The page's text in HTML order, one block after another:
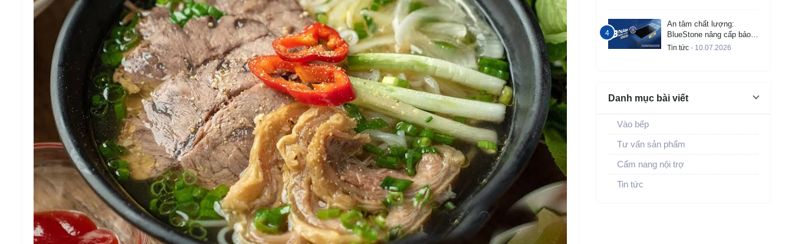
An tâm chất lượng:
BlueStone nâng cấp bảo
hành bếp từ âm lên đến 3
Tin tức - 10.07.2026
Danh mục bài viết
Vào bếp
Tư vấn sản phẩm
Cẩm nang nội trợ
Tin tức